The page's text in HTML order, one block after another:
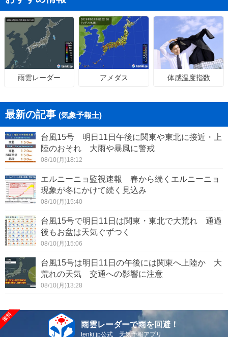
雨雲レーダー アメダス 体感温度指数
最新の記事 (気象予報士)
台風15号 明日11日午後に関東や東北に接近・上
陸のおそれ 大雨や暴風に警戒
08/10(月)18:12
エルニーニョ監視速報 春から続くエルニーニョ
現象が冬にかけて続く見込み
08/10(月)15:40
台風15号で明日11日は関東・東北で大荒れ 通過
後もお盆は天気ぐずつく
08/10(月)15:06
台風15号は明日11日の午後には関東へ上陸か 大
荒れの天気 交通への影響に注意
08/10(月)13:28
雨雲レーダーで雨を回避！
tenki.jp公式 天気予報アプリ